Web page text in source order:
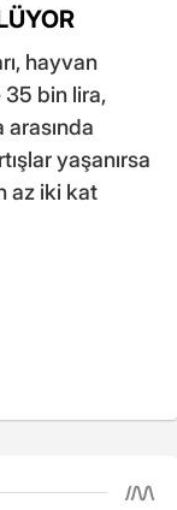
hayvan
35 bin lira,
yaşanırsa
az iki kat